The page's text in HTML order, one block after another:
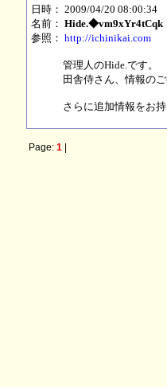
日時： 2009/04/20 08:00:34
名前： Hide.◆vm9xYr4tCqk
参照： http://ichinikai.com
管理人のHide.です。
田舎侍さん、情報の
さらに追加情報をお
Page: 1|